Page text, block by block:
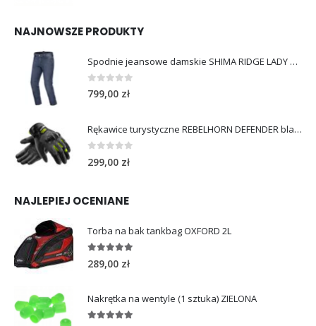
NAJNOWSZE PRODUKTY
Spodnie jeansowe damskie SHIMA RIDGE LADY blue
0out of 5
799,00 zł
Rękawice turystyczne REBELHORN DEFENDER black yellow fluo
out of 5
299,00 zł
NAJLEPIEJ OCENIANE
Torba na bak tankbag OXFORD 2L
out of 5
289,00 zł
Nakrętka na wentyle (1 sztuka) ZIELONA